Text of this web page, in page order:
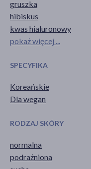
gruszka
hibiskus
kwas hialuronowy
pokaż więcej ...
SPECYFIKA
Koreańskie
Dla wegan
RODZAJ SKÓRY
normalna
podrażniona